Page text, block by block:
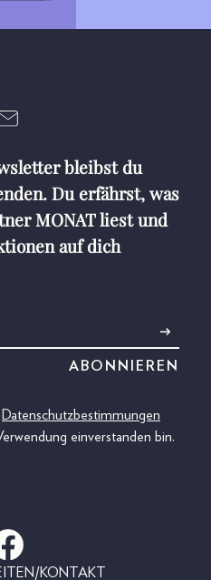
bleibst du
Du erfährst, was
MONAT liest und
auf dich
Datenschutzbestimmungen
einverstanden bin.
KONTAKT